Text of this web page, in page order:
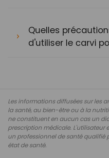
Quelles
d'utiliser le carvi
Les informations diffusées sur les
la santé, au bien-être ou à la
ne constituent en aucun cas un
prescription médicale. L'utilisateur
un professionnel de santé qualifié
état de santé.